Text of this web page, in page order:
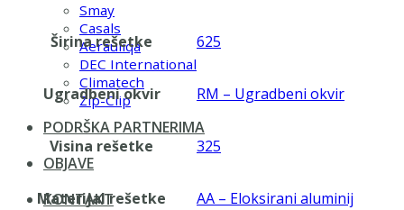
Smay
Casals
Aerauliqa
DEC International
Climatech
Zip-Clip
PODRŠKA PARTNERIMA
OBJAVE
KONTAKT
Širina rešetke 625
Ugradbeni okvir RM – Ugradbeni okvir
Visina rešetke 325
Materijal rešetke AA – Eloksirani aluminij